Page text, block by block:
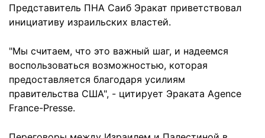
Представитель ПНА Саиб Эракат приветствовал
инициативу израильских властей.
"Мы считаем, что это важный шаг, и надеемся
воспользоваться возможностью, которая
предоставляется благодаря усилиям
правительства США", - цитирует Эраката Agence
France-Presse.